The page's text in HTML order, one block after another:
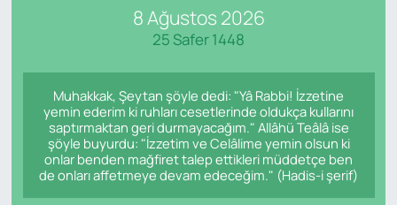
8 Ağustos 2026
25 Safer 1448
Muhakkak, Şeytan şöyle dedi: "Yâ Rabbi! İzzetine
yemin ederim ki ruhları cesetlerinde oldukça kullarını
saptırmaktan geri durmayacağım." Allâhü Teâlâ ise
şöyle buyurdu: "İzzetim ve Celâlime yemin olsun ki
onlar benden mağfiret talep ettikleri müddetçe ben
de onları affetmeye devam edeceğim." (Hadis-i şerif)